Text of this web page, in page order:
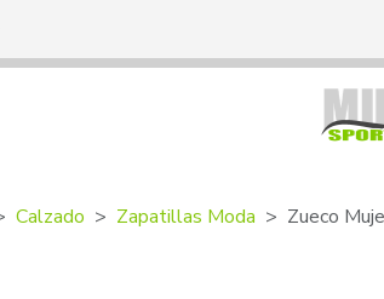
Calzado Zapatillas Moda Zueco